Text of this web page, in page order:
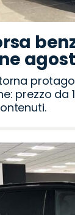
prezzo da